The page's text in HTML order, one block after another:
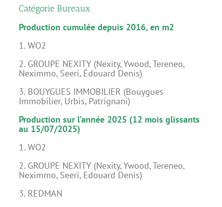
Catégorie Bureaux
Production cumulée depuis 2016, en m2
1. WO2
2. GROUPE NEXITY (Nexity, Ywood, Tereneo,
Neximmo, Seeri, Édouard Denis)
3. BOUYGUES IMMOBILIER (Bouygues
Immobilier, Urbis, Patrignani)
Production sur l’année 2025 (12 mois glissants
au 15/07/2025)
1. WO2
2. GROUPE NEXITY (Nexity, Ywood, Tereneo,
Neximmo, Seeri, Edouard Denis)
3. REDMAN